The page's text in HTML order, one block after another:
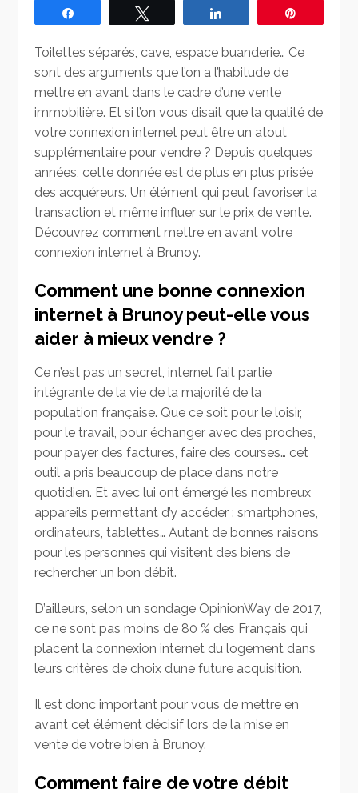
Toilettes séparés, cave, espace buanderie… Ce
sont des arguments que l’on a l’habitude de
mettre en avant dans le cadre d’une vente
immobilière. Et si l’on vous disait que la qualité de
votre connexion internet peut être un atout
supplémentaire pour vendre ? Depuis quelques
années, cette donnée est de plus en plus prisée
des acquéreurs. Un élément qui peut favoriser la
transaction et même influer sur le prix de vente.
Découvrez comment mettre en avant votre
connexion internet à Brunoy.
Comment une bonne connexion
internet à Brunoy peut-elle vous
aider à mieux vendre ?
Ce n’est pas un secret, internet fait partie
intégrante de la vie de la majorité de la
population française. Que ce soit pour le loisir,
pour le travail, pour échanger avec des proches,
pour payer des factures, faire des courses… cet
outil a pris beaucoup de place dans notre
quotidien. Et avec lui ont émergé les nombreux
appareils permettant d’y accéder : smartphones,
ordinateurs, tablettes… Autant de bonnes raisons
pour les personnes qui visitent des biens de
rechercher un bon débit.
D’ailleurs, selon un sondage OpinionWay de 2017,
ce ne sont pas moins de 80 % des Français qui
placent la connexion internet du logement dans
leurs critères de choix d’une future acquisition.
Il est donc important pour vous de mettre en
avant cet élément décisif lors de la mise en
vente de votre bien à Brunoy.
Comment faire de votre débit